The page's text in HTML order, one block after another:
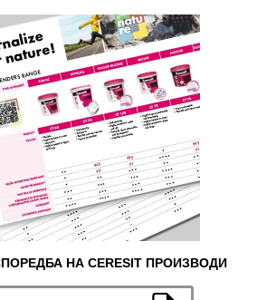
НА CERESIT ПРОИЗВОДИ